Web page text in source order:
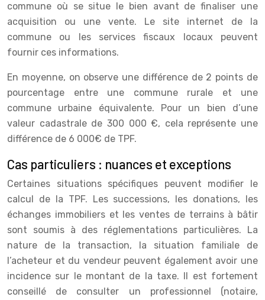
commune où se situe le bien avant de finaliser une
acquisition ou une vente. Le site internet de la
commune ou les services fiscaux locaux peuvent
fournir ces informations.
En moyenne, on observe une différence de 2 points de
pourcentage entre une commune rurale et une
commune urbaine équivalente. Pour un bien d’une
valeur cadastrale de 300 000 €, cela représente une
différence de 6 000€ de TPF.
Cas particuliers : nuances et exceptions
Certaines situations spécifiques peuvent modifier le
calcul de la TPF. Les successions, les donations, les
échanges immobiliers et les ventes de terrains à bâtir
sont soumis à des réglementations particulières. La
nature de la transaction, la situation familiale de
l’acheteur et du vendeur peuvent également avoir une
incidence sur le montant de la taxe. Il est fortement
conseillé de consulter un professionnel (notaire,